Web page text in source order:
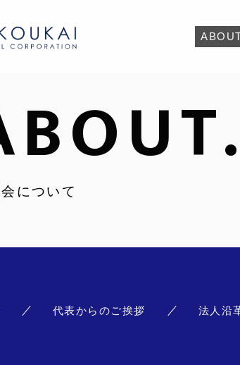
について
代表からのご挨拶 法人沿